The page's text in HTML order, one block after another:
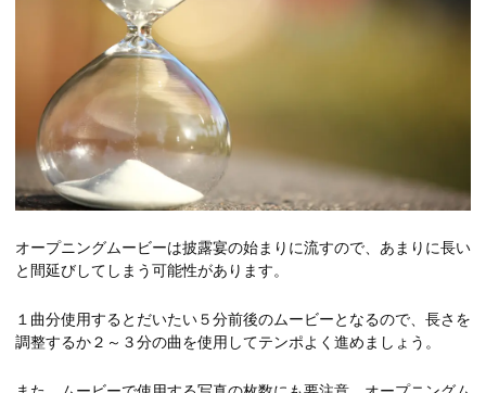
オープニングムービーは披露宴の始まりに流すので、あまりに長い
と間延びしてしまう可能性があります。
１曲分使用するとだいたい５分前後のムービーとなるので、長さを
調整するか２～３分の曲を使用してテンポよく進めましょう。